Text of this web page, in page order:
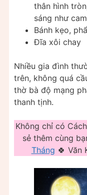
thân hình
sáng như
Bánh kẹo,
Đĩa xôi chay
Nhiều gia đình
trên, không quá
thờ bà độ mạng
thanh tịnh.
Không chỉ có
sẻ thêm cùng
Tháng 🍀 Văn